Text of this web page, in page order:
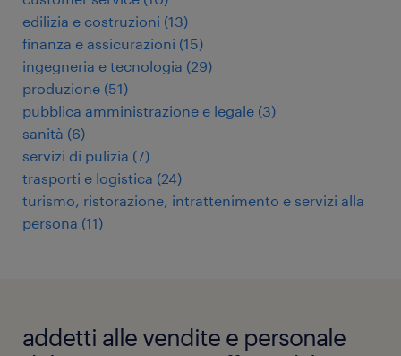
edilizia e costruzioni (13)
finanza e assicurazioni (15)
ingegneria e tecnologia (29)
produzione (51)
pubblica amministrazione e legale (3)
sanità (6)
servizi di pulizia (7)
trasporti e logistica (24)
turismo, ristorazione, intrattenimento e servizi alla
persona (11)
addetti alle vendite e personale